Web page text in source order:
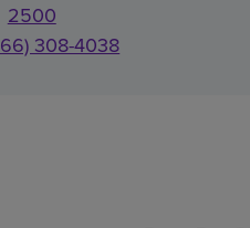
2500
308-4038